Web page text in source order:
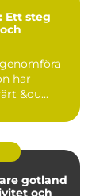
Ett steg
har
&ou...
gotland
och